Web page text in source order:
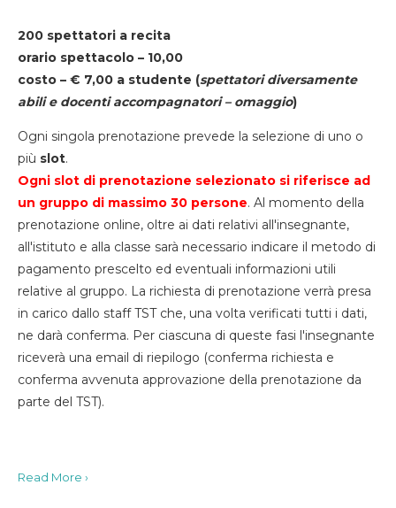
200 spettatori a recita
orario spettacolo – 10,00
costo – € 7,00 a studente (spettatori diversamente
abili e docenti accompagnatori – omaggio)
Ogni singola prenotazione prevede la selezione di uno o
più slot.
Ogni slot di prenotazione selezionato si riferisce ad
un gruppo di massimo 30 persone. Al momento della
prenotazione online, oltre ai dati relativi all'insegnante,
all'istituto e alla classe sarà necessario indicare il metodo di
pagamento prescelto ed eventuali informazioni utili
relative al gruppo. La richiesta di prenotazione verrà presa
in carico dallo staff TST che, una volta verificati tutti i dati,
ne darà conferma. Per ciascuna di queste fasi l'insegnante
riceverà una email di riepilogo (conferma richiesta e
conferma avvenuta approvazione della prenotazione da
parte del TST).
Read More ›